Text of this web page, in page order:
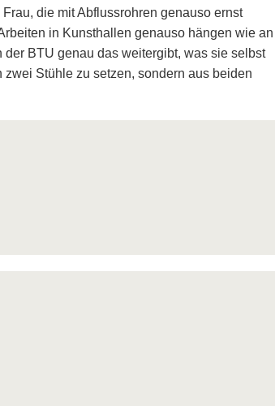
die mit Abflussrohren genauso ernst
in Kunsthallen genauso hängen wie an
BTU genau das weitergibt, was sie selbst
Stühle zu setzen, sondern aus beiden